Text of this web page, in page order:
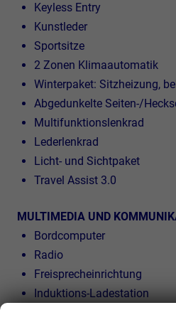
Keyless Entry
Kunstleder
Sportsitze
2 Zonen Klimaautomatik
Winterpaket: Sitzheizung,
Abgedunkelte Seiten-/
Multifunktionslenkrad
Lederlenkrad
Licht- und Sichtpaket
Travel Assist 3.0
MULTIMEDIA UND
Bordcomputer
Radio
Freisprecheinrichtung
Induktions-Ladestation